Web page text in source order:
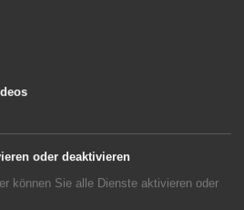
oder deaktivieren
können Sie alle Dienste aktivieren oder